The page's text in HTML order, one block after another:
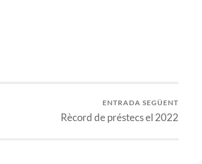
ENTRADA SEGÜENT
Rècord de préstecs el 2022